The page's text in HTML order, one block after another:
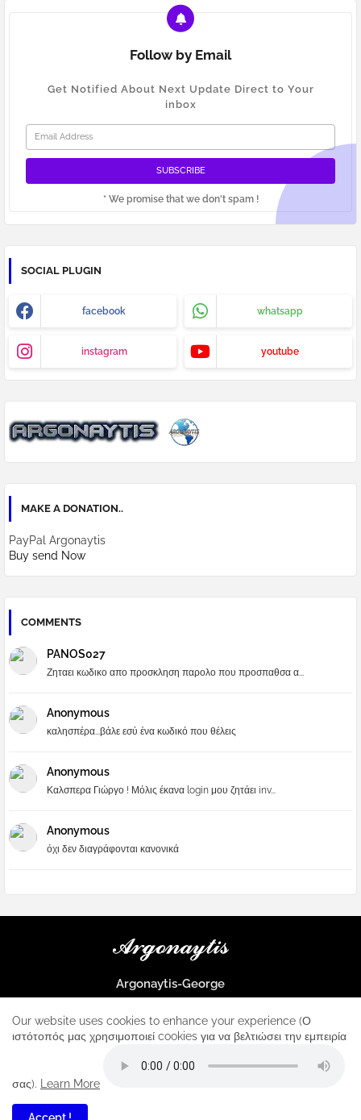
Follow by Email
Get Notified About Next Update Direct to Your
inbox
* We promise that we don't spam !
SOCIAL PLUGIN
facebook whatsapp
instagram youtube
MAKE A DONATION..
PayPal Argonaytis
Buy send Now
COMMENTS
PANOS027
Ζηταει κωδικο απο προσκληση παρολο που προσπαθσα α...
Anonymous
καλησπέρα...βάλε εσύ ένα κωδικό που θέλεις
Anonymous
Καλσπερα Γιώργο ! Μόλις έκανα login μου ζητάει inv...
Anonymous
όχι δεν διαγράφονται κανονικά
Argonaytis-George
μοναδικός σταθμός για κάθε iphone
Our website uses cookies to enhance your experience (Ο
ιστότοπός μας χρησιμοποιεί cookies για να βελτιώσει την εμπειρία
σας). Learn More